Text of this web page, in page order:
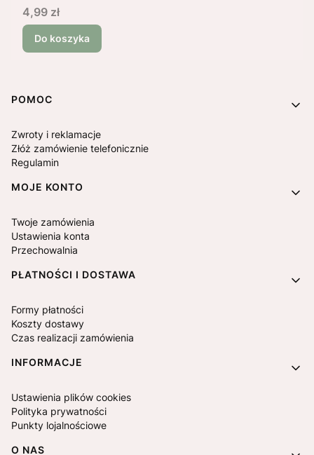
Cena
4,99 zł
Do koszyka
Linki w stopce
POMOC
Zwroty i reklamacje
Złóż zamówienie telefonicznie
Regulamin
MOJE KONTO
Twoje zamówienia
Ustawienia konta
Przechowalnia
PŁATNOŚCI I DOSTAWA
Formy płatności
Koszty dostawy
Czas realizacji zamówienia
INFORMACJE
Ustawienia plików cookies
Polityka prywatności
Punkty lojalnościowe
O NAS